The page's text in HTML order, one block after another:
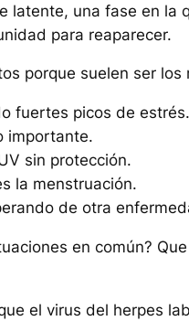
latente, una fase en la
para reaparecer.
porque suelen ser los
fuertes picos de estrés.
importante.
sin protección.
la menstruación.
de otra
en común?
el virus del herpes